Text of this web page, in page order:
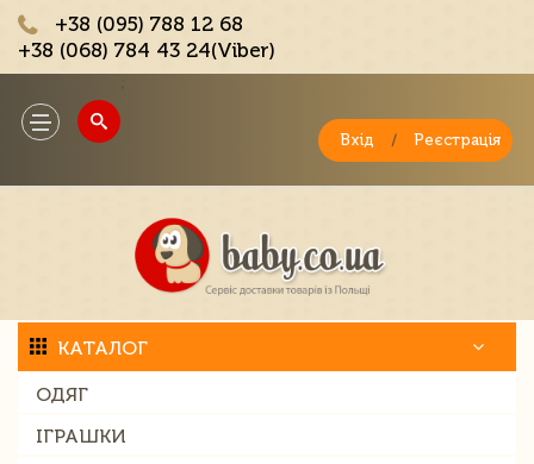
+38 (095) 788 12 68
+38 (068) 784 43 24(Viber)
Toggle
navigation
Вхід / Реєстрація
КАТАЛОГ
ОДЯГ
ІГРАШКИ